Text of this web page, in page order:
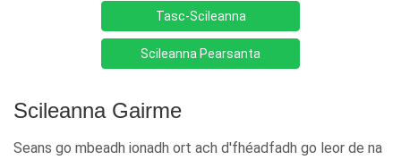
Tasc-Scileanna
Scileanna Pearsanta
Scileanna Gairme
Seans go mbeadh ionadh ort ach d'fhéadfadh go leor de na